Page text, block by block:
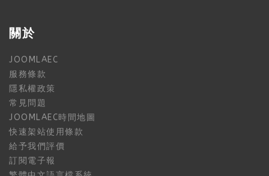
關於
JOOMLAEC
服務條款
隱私權政策
常見問題
JOOMLAEC時間地圖
快速架站使用條款
給予我們評價
訂閱電子報